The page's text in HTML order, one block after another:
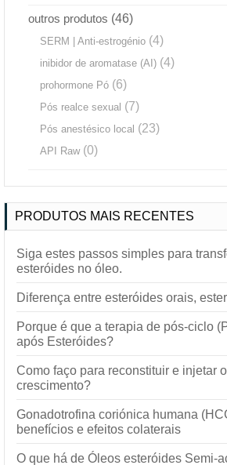
outros produtos (46)
SERM | Anti-estrogénio (4)
inibidor de aromatase (AI) (4)
prohormone Pó (6)
Pós realce sexual (7)
Pós anestésico local (23)
API Raw(0)
PRODUTOS MAIS RECENTES
Siga estes passos simples para
esteróides no óleo.
Diferença entre esteróides orais,
Porque é que a terapia de pós-ciclo
após Esteróides?
Como faço para reconstituir e injetar
crescimento?
Gonadotrofina coriónica humana
benefícios e efeitos colaterais
O que há de Óleos esteróides Semi-